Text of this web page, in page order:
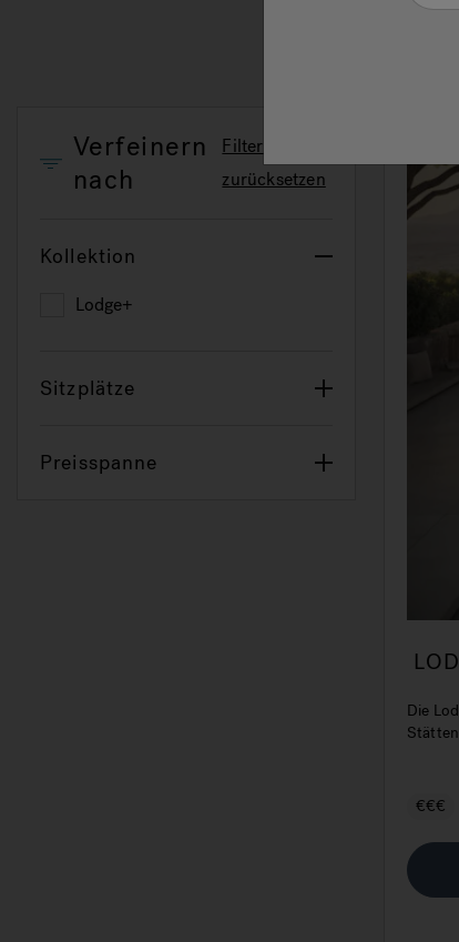
Verfeinern
nach
Filter
zurücksetzen
Kollektion
Lodge+
Sitzplätze
Preisspanne
Die
€€€